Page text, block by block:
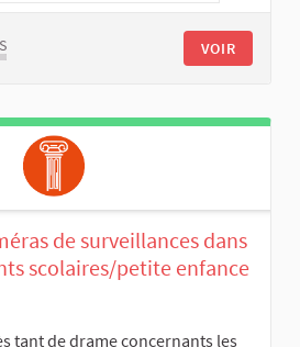
VOIR
de surveillances dans
scolaires/petite enfance
tant de drame concernants les